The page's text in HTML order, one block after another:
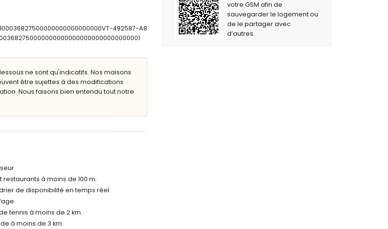
moins de 200 mètres de l'appartement)
mètres de l'appartement)
de l'appartement)
492587-A8
ne sont qu'indicatifs. Nos maisons
être sujettes à des modifications
Nous faisons bien entendu tout notre
restaurants à moins de 100 m.
de disponibilité en temps réel
tennis à moins de 2 km.
à moins de 3 km.
votre GSM afin de
sauvegarder le logement ou
de le partager avec
d’autres.